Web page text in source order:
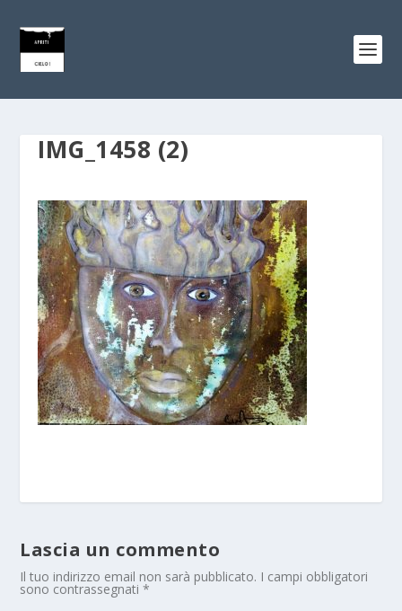
IMG_1458 (2)
Lascia un commento
Il tuo indirizzo email non sarà pubblicato. I campi obbligatori
sono contrassegnati*